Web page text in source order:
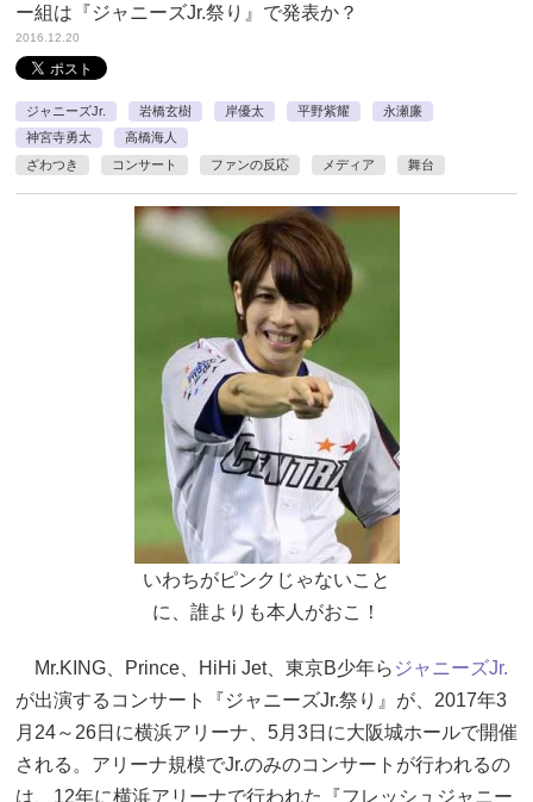
ー組は『ジャニーズJr.祭り』で発表か？
2016.12.20
ジャニーズJr. 岩橋玄樹 岸優太 平野紫耀
永瀬廉
神宮寺勇太
高橋海人
ざわつき
コンサート ファンの反応 メディア 舞台
いわちがピンクじゃないこと
に、誰よりも本人がおこ！
Mr.KING、Prince、HiHi Jet、東京B少年ら ジャニーズJr.
が出演するコンサート『ジャニーズJr.祭り』が、2017年3
月24～26日に横浜アリーナ、5月3日に大阪城ホールで開催
される。アリーナ規模でJr.のみのコンサートが行われるの
は、12年に横浜アリーナで行われた『フレッシュジャニー